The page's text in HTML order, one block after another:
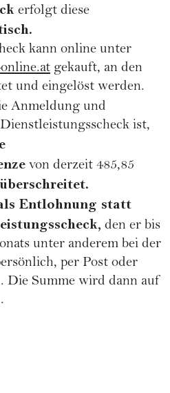
erfolgt diese
kann online unter
gekauft, an den
und eingelöst werden.
Anmeldung und
ist,
von derzeit 485,85
Entlohnung statt
den er bis
unter anderem bei der
per Post oder
Die Summe wird dann auf